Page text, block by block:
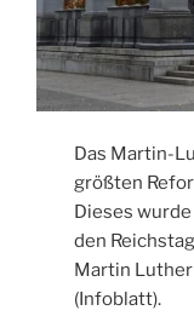
Das Martin-
größten
Dieses
den
Martin
(Infoblatt).